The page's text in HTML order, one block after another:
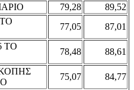
79,28
89,52
77,05
87,01
ΤΟ
78,48
88,61
ΚΟΠΗΣ
75,07
84,77